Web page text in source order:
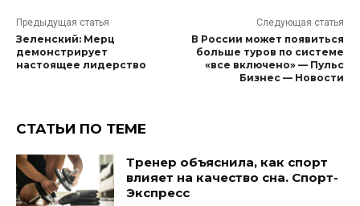
Предыдущая статья
Зеленский: Мерц
демонстрирует
настоящее лидерство
Следующая статья
В России может появиться
больше туров по системе
«все включено» — Пульс
Бизнес — Новости
СТАТЬИ ПО ТЕМЕ
Тренер объяснила, как спорт
влияет на качество сна. Спорт-
Экспресс